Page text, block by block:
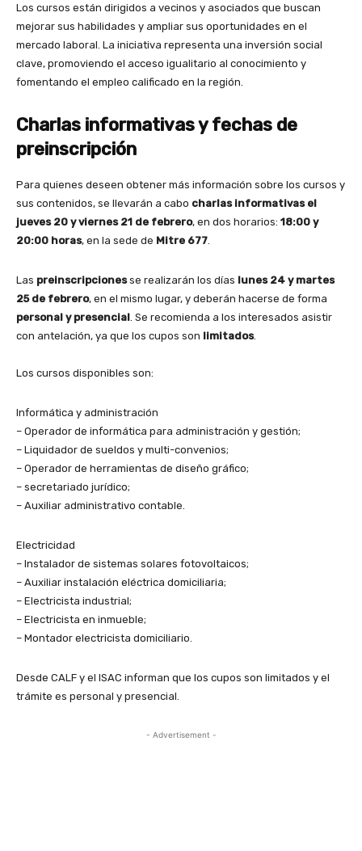
Los cursos están dirigidos a vecinos y asociados que buscan
mejorar sus habilidades y ampliar sus oportunidades en el
mercado laboral. La iniciativa representa una inversión social
clave, promoviendo el acceso igualitario al conocimiento y
fomentando el empleo calificado en la región.
Charlas informativas y fechas de
preinscripción
Para quienes deseen obtener más información sobre los cursos y
sus contenidos, se llevarán a cabo charlas informativas el
jueves 20 y viernes 21 de febrero, en dos horarios: 18:00 y
20:00 horas, en la sede de Mitre 677.
Las preinscripcionesse realizarán los días lunes 24 y martes
25 de febrero, en el mismo lugar, y deberán hacerse de forma
personal y presencial. Se recomienda a los interesados asistir
con antelación, ya que los cupos son limitados.
Los cursos disponibles son:
Informática y administración
– Operador de informática para administración y gestión;
– Liquidador de sueldos y multi-convenios;
– Operador de herramientas de diseño gráfico;
– secretariado jurídico;
– Auxiliar administrativo contable.
Electricidad
– Instalador de sistemas solares fotovoltaicos;
– Auxiliar instalación eléctrica domiciliaria;
– Electricista industrial;
– Electricista en inmueble;
– Montador electricista domiciliario.
Desde CALF y el ISAC informan que los cupos son limitados y el
trámite es personal y presencial.
- Advertisement -